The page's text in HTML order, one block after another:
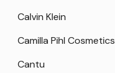
Calvin Klein
Camilla Pihl Cosmetics
Cantu